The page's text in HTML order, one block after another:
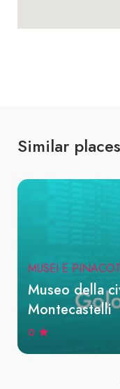
Similar places
MUSEI E
Museo della
Montecastelli
0